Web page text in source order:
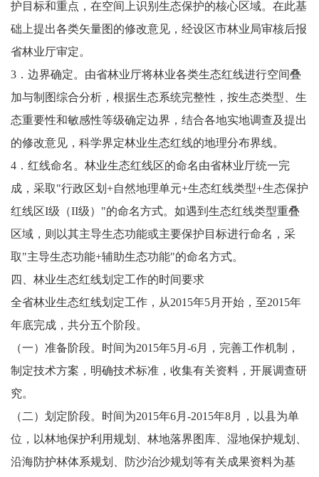
护目标和重点，在空间上识别生态保护的核心区域。在此基
础上提出各类矢量图的修改意见，经设区市林业局审核后报
省林业厅审定。
3．边界确定。由省林业厅将林业各类生态红线进行空间叠
加与制图综合分析，根据生态系统完整性，按生态类型、生
态重要性和敏感性等级确定边界，结合各地实地调查及提出
的修改意见，科学界定林业生态红线的地理分布界线。
4．红线命名。林业生态红线区的命名由省林业厅统一完
成，采取"行政区划+自然地理单元+生态红线类型+生态保护
红线区I级（II级）"的命名方式。如遇到生态红线类型重叠
区域，则以其主导生态功能或主要保护目标进行命名，采
取"主导生态功能+辅助生态功能"的命名方式。
四、林业生态红线划定工作的时间要求
全省林业生态红线划定工作，从2015年5月开始，至2015年
年底完成，共分五个阶段。
（一）准备阶段。时间为2015年5月-6月，完善工作机制，
制定技术方案，明确技术标准，收集有关资料，开展调查研
究。
（二）划定阶段。时间为2015年6月-2015年8月，以县为单
位，以林地保护利用规划、林地落界图库、湿地保护规划、
沿海防护林体系规划、防沙治沙规划等有关成果资料为基